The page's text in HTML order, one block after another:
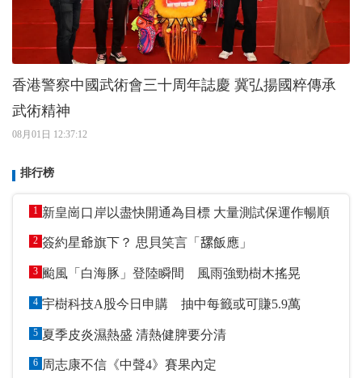
香港警察中國武術會三十周年誌慶 冀弘揚國粹傳承
武術精神
08月01日 12:37:12
排行榜
1 新皇崗口岸以盡快開通為目標 大量測試保運作暢順
2 簽約星爺旗下？ 思貝笑言「𦧲飯應」
3 颱風「白海豚」登陸瞬間 風雨強勁樹木搖晃
4 宇樹科技A股今日申購 抽中每籤或可賺5.9萬
5 夏季皮炎濕熱盛 清熱健脾要分清
6 周志康不信《中聲4》賽果內定